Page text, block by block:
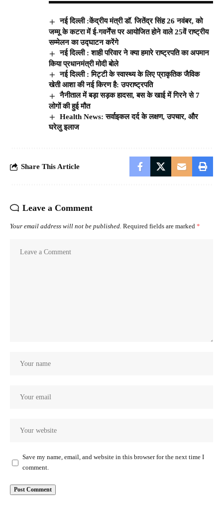
नई दिल्ली :केंद्रीय मंत्री डॉ. जितेंद्र सिंह 26 नवंबर, को
जम्मू के कटरा में ई-गवर्नेंस पर आयोजित होने वाले 25वें राष्ट्रीय
सम्मेलन का उद्घाटन करेंगे
नई दिल्ली : शाही परिवार ने क्या हमारे राष्ट्रपति का अपमान
किया प्रधानमंत्री मोदी बोले
नई दिल्ली : मिट्टी के स्वास्थ्य के लिए प्राकृतिक जैविक
खेती आशा की नई किरण है: उपराष्ट्रपति
नैनीताल में बड़ा सड़क हादसा, बस के खाई में गिरने से 7
लोगों की हुई मौत
Health News: सर्वाइकल दर्द के लक्षण, उपचार, और
घरेलु इलाज
Share This Article
Leave a Comment
Your email address will not be published. Required fields are marked *
Save my name, email, and website in this browser for the next time I
comment.